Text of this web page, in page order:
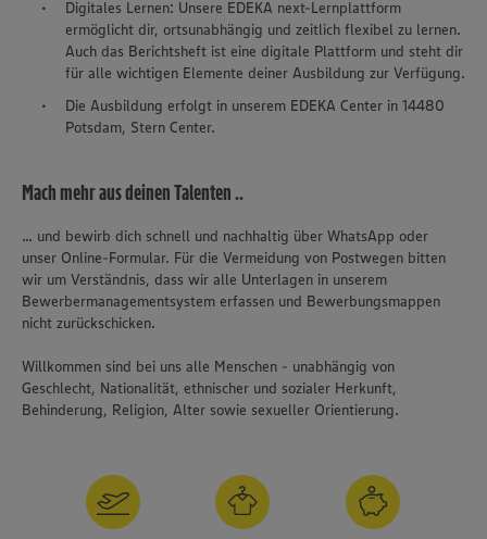
Digitales Lernen: Unsere EDEKA next-Lernplattform
ermöglicht dir, ortsunabhängig und zeitlich flexibel zu lernen.
Auch das Berichtsheft ist eine digitale Plattform und steht dir
für alle wichtigen Elemente deiner Ausbildung zur Verfügung.
Die Ausbildung erfolgt in unserem EDEKA Center in 14480
Potsdam, Stern Center.
Mach mehr aus deinen Talenten ..
... und bewirb dich schnell und nachhaltig über WhatsApp oder
unser Online-Formular. Für die Vermeidung von Postwegen bitten
wir um Verständnis, dass wir alle Unterlagen in unserem
Bewerbermanagementsystem erfassen und Bewerbungsmappen
nicht zurückschicken.
Willkommen sind bei uns alle Menschen - unabhängig von
Geschlecht, Nationalität, ethnischer und sozialer Herkunft,
Behinderung, Religion, Alter sowie sexueller Orientierung.